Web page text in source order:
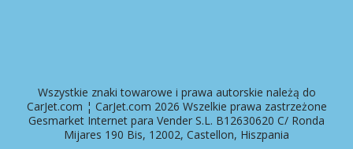
Wszystkie znaki towarowe i prawa autorskie należą do
CarJet.com ¦ CarJet.com 2026 Wszelkie prawa zastrzeżone
Gesmarket Internet para Vender S.L. B12630620 C/ Ronda
Mijares 190 Bis, 12002, Castellon, Hiszpania